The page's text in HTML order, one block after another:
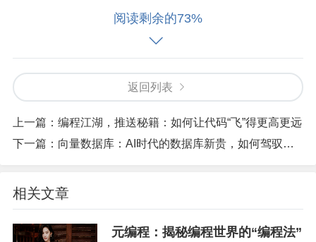
等。这使得开发者可以根据自己的需求选择合适的
act Testing Tools等）无缝集成。
Testing Library提供了丰富的功能，如模拟全局变
助开发者更全面地测试组件，提高测试覆盖率。
阅读剩余的73%
返回列表
上一篇： 编程江湖，推送秘籍：如何让代码“飞”得更高更远
下一篇： 向量数据库：AI时代的数据库新贵，如何驾驭其力量？
相关文章
元编程：揭秘编程世界的“编程法”